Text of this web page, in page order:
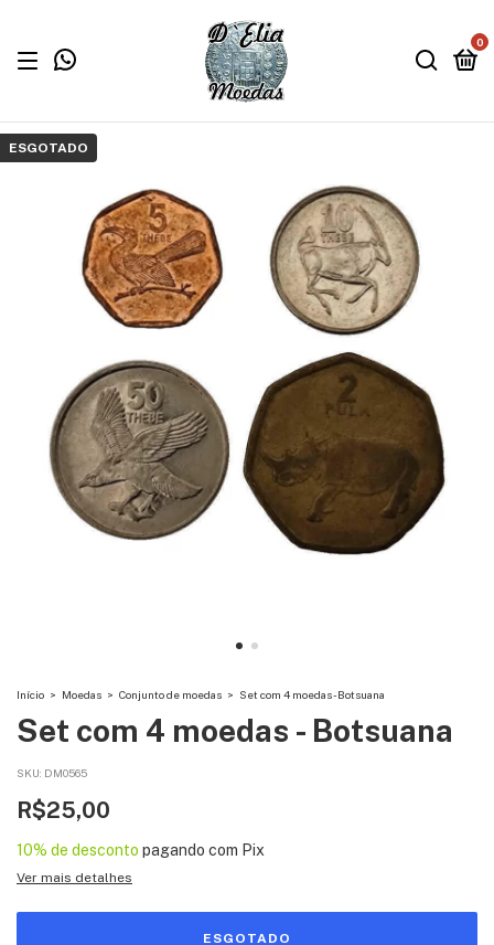
0
ESGOTADO
Início > Moedas > Conjunto de moedas > Set com 4 moedas - Botsuana
Set com 4 moedas - Botsuana
SKU: DM0565
R$25,00
10% de desconto pagando com Pix
Ver mais detalhes